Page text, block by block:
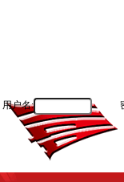
用户名: